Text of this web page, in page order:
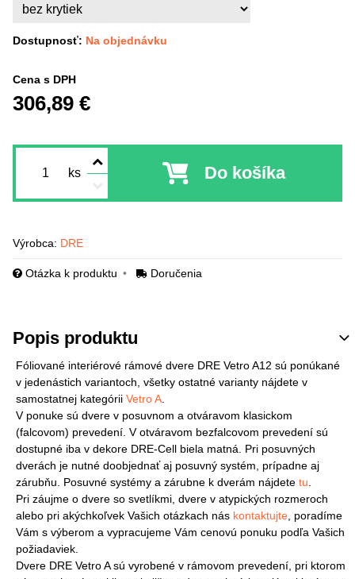
Dostupnosť: Na objednávku
Cena s DPH
306,89 €
ks Do košíka
Výrobca: DRE
Otázka k produktu Doručenia
Popis produktu
Fóliované interiérové rámové dvere DRE Vetro A12 sú ponúkané
v jedenástich variantoch, všetky ostatné varianty nájdete v
samostatnej kategórii Vetro A
V ponuke sú dvere v posuvnom a otváravom klasickom
(falcovom) prevedení. V otváravom bezfalcovom prevedení sú
dostupné iba v dekore DRE-Cell biela matná. Pri posuvných
dverách je nutné doobjednať aj posuvný systém, prípadne aj
zárubňu. Posuvné systémy a zárubne k dverám nájdete tu
Pri záujme o dvere so svetlíkmi, dvere v atypických rozmeroch
alebo pri akýchkoľvek Vašich otázkach nás kontaktujte , poradíme
Vám s výberom a vypracujeme Vám cenovú ponuku podľa Vašich
požiadaviek.
Dvere DRE Vetro A sú vyrobené v rámovom prevedení, pri ktorom